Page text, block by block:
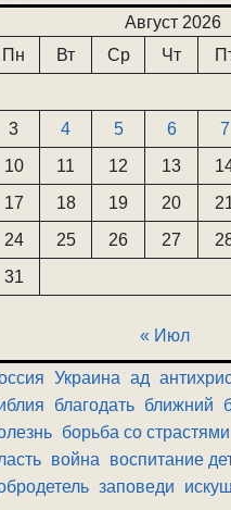
Август 2026
Пн
Вт Ср Чт
3
4 5 6 7
10
11 12 13
17
18 19 20
24
25 26 27
31
« Июл
Украина ад
благодать ближний
борьба со страстями
война воспитание
заповеди